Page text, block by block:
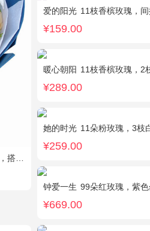
莺。
爱的阳光 11枝香槟玫瑰，间插白
¥159.00
暖心朝阳 11枝香槟玫瑰，2枝向日葵，
¥289.00
她的时光 11朵粉玫瑰，3枝
¥259.00
钟爱一生 99朵红玫瑰，紫
¥669.00